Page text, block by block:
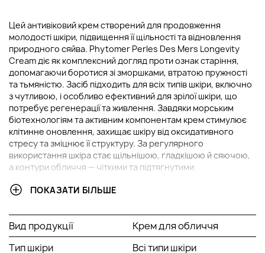
Цей антивіковий крем створений для продовження
молодості шкіри, підвищення її щільності та відновлення
природного сяйва. Phytomer Perles Des Mers Longevity
Cream діє як комплексний догляд проти ознак старіння,
допомагаючи боротися зі зморшками, втратою пружності
та тьмяністю. Засіб підходить для всіх типів шкіри, включно
з чутливою, і особливо ефективний для зрілої шкіри, що
потребує регенерації та живлення. Завдяки морським
біотехнологіям та активним компонентам крем стимулює
клітинне оновлення, захищає шкіру від оксидативного
стресу та зміцнює її структуру. За регулярного
використання шкіра стає щільнішою, гладкішою й сяючою,
а контури обличчя — чіткими та підтягнутими.
ОСНОВНІ ІНГРЕДІЄНТИ ТА ЇХ ПЕРЕВАГИ
Екстракт морського кропу:
багате джерело
морських мінералів, активізує процеси регенерації та
стимулює оновлення клітин. Зміцнює структуру
ПОКАЗАТИ БІЛЬШЕ
Вид продукції
Крем для обличчя
Тип шкіри
Всі типи шкіри